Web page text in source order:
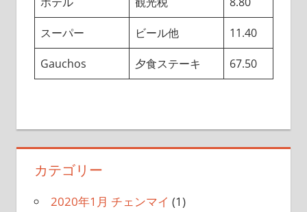
スーパー ビール他 11.40
Gauchos 夕食ステーキ 67.50
カテゴリー
2020年1月 チェンマイ (1)